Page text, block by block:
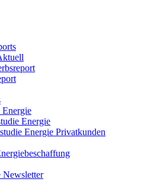
Energie
Energie
Energie Privatkunden
Newsletter